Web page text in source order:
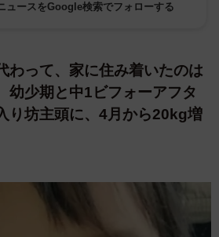
ュースをGoogle検索でフォローする
わって、家に住み着いたのは
幼少期と中1ビフォーアフタ
坊主頭に、4月から20kg増